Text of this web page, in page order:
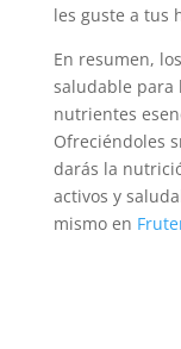
les guste a tus
En resumen,
saludable para
nutrientes
Ofreciéndoles
darás la
activos y
mismo en